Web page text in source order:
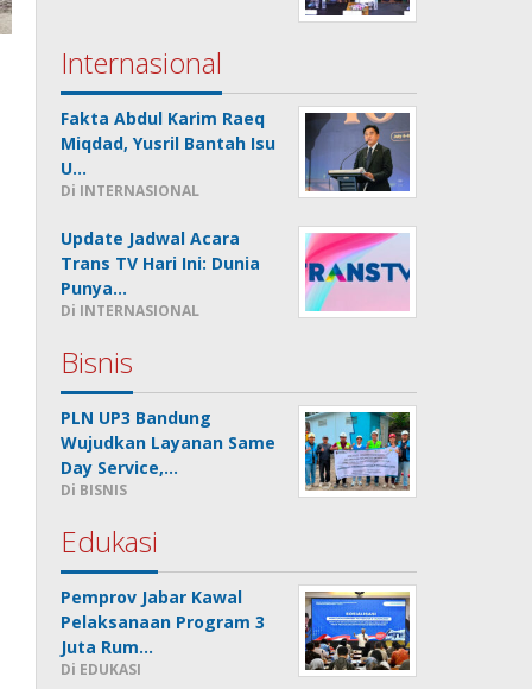
Internasional
Fakta Abdul Karim Raeq
Miqdad, Yusril Bantah Isu
U…
Di INTERNASIONAL
Update Jadwal Acara
Trans TV Hari Ini: Dunia
Punya…
Di INTERNASIONAL
Bisnis
PLN UP3 Bandung
Wujudkan Layanan Same
Day Service,…
Di BISNIS
Edukasi
Pemprov Jabar Kawal
Pelaksanaan Program 3
Juta Rum…
Di EDUKASI